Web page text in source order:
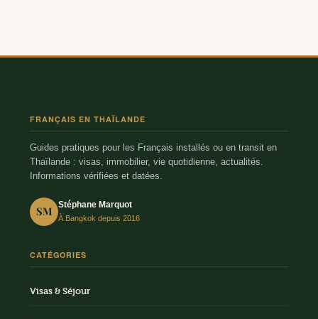
FRANÇAIS EN THAÏLANDE
Guides pratiques pour les Français installés ou en transit en
Thaïlande : visas, immobilier, vie quotidienne, actualités.
Informations vérifiées et datées.
SM Stéphane Marquot
À Bangkok depuis 2016
CATÉGORIES
Visas & Séjour